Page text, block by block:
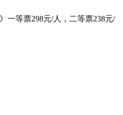
一等票298元/人，二等票238元/